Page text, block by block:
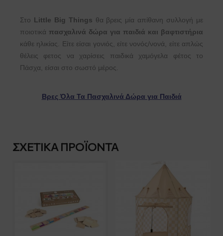
Στο Little Big Things θα βρεις μία απίθανη συλλογή με
ποιοτικά πασχαλινά δώρα για παιδιά και βαφτιστήρια
κάθε ηλικίας. Είτε είσαι γονιός, είτε νονός/νονά, είτε απλώς
θέλεις φετος να χαρίσεις παιδικά χαμόγελα φέτος το
Πάσχα, είσαι στο σωστό μέρος.
Βρες Όλα Τα Πασχαλινά Δώρα για Παιδιά
ΣΧΕΤΙΚΆ ΠΡΟΪΌΝΤΑ